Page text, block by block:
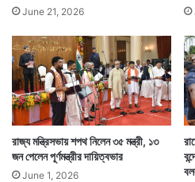
June 21, 2026
রাজ্য মন্ত্রিসভায় শপথ নিলেন ৩৫ মন্ত্রী, ১৩
জন পেলেন পূর্ণমন্ত্রীর দায়িত্বভার
June 1, 2026